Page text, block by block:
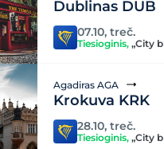
Dublinas DUB
07.10, treč.
Tiesioginis, „City
Agadiras AGA
Krokuva KRK
28.10, treč.
Tiesioginis, „City